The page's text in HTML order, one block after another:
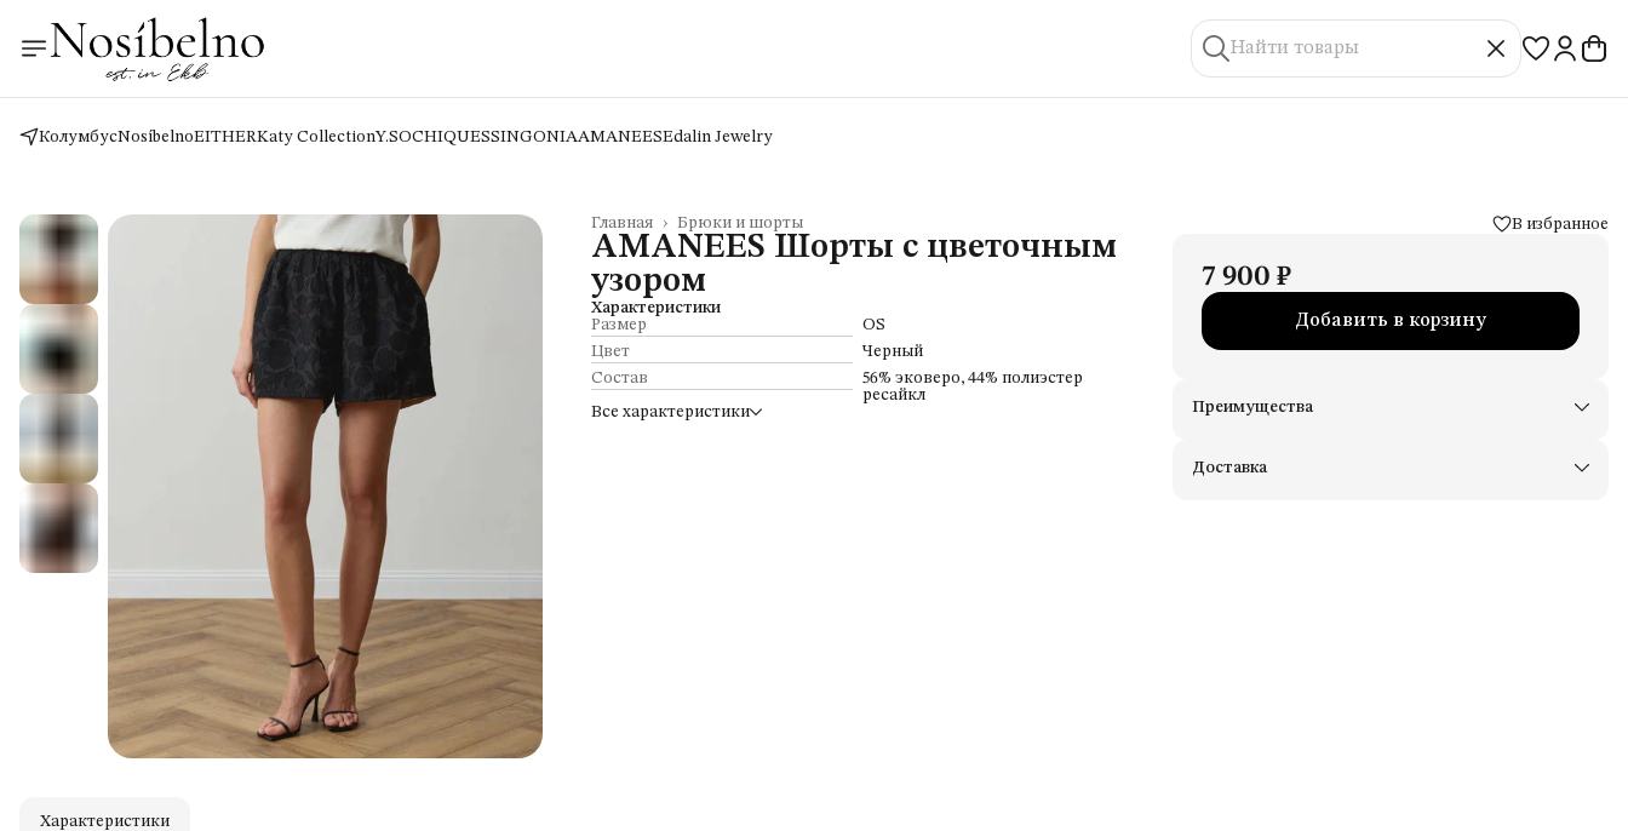
КолумбусNosíbelnoEITHERKaty CollectionY.SOCHIQUESSINGONIAAMANEESEdalin Jewelry
Брюки и шорты
Главная ›
AMANEES Шорты с цветочным
узором
Характеристики
Размер
OS
Цвет
Черный
Состав
56% эковеро, 44% полиэстер
ресайкл
Все характеристики
В избранное
7 900 ₽
Добавить в корзину
Преимущества
Оплата — картой, СБП или наличными
Доставка
Характеристики